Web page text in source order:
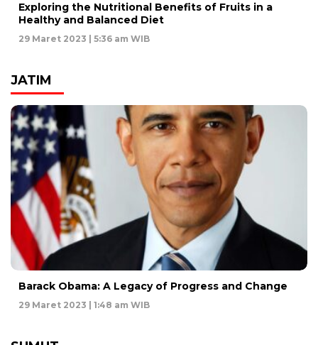
Exploring the Nutritional Benefits of Fruits in a
Healthy and Balanced Diet
29 Maret 2023 | 5:36 am WIB
JATIM
Barack Obama: A Legacy of Progress and Change
29 Maret 2023 | 1:48 am WIB